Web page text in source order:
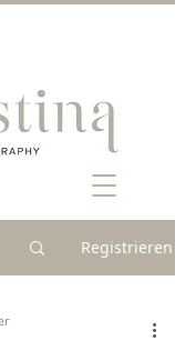
Registrieren